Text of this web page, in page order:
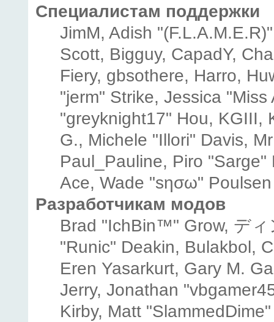
Специалистам поддержки
JimM, Adish
Scott, Bigguy, CapadY,
Fiery, gbsothere, Harro,
"jerm" Strike, Jessica
"greyknight17" Hou, KGIII,
G., Michele "Illori" Davis,
Paul_Pauline, Piro
Ace, Wade "sησω"
Разработчикам модов
Brad "IchBin™" Grow, デ
"Runic" Deakin, Bulakbol,
Eren Yasarkurt, Gary M.
Jerry, Jonathan
Kirby, Matt